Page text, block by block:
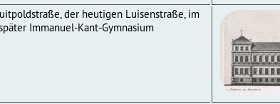
der heutigen Luisenstraße, im
Immanuel-Kant-Gymnasium